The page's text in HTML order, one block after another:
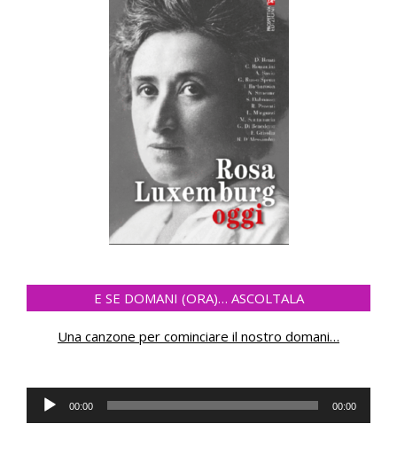
E SE DOMANI (ORA)… ASCOLTALA
Una canzone per cominciare il nostro domani…
Audio
Player
00:00 00:00